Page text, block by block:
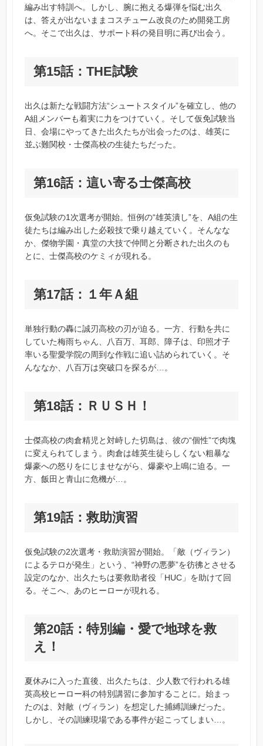
編み出す特訓へ。しかし、腕に抱える爆弾を悩む出久
は、答えが出ないままコスチューム改良のため開発工房
へ。そこで出久は、サポート科の発目明に再び出会う。
第15話：THE試験
出久は新たな戦闘方法“シュートスタイル”を確立し、他の
A組メンバーも着実に力をつけていく。そして仮免試験当
日、会場にやってきた出久たちが出会ったのは、雄英に
並ぶ難関校・士傑高校の生徒たちだった。
第16話：這い寄る士傑高校
仮免試験の1次選考が開始。恒例の“雄英潰し”を、A組の生
徒たちは編み出した必殺技で乗り越えていく。そんなな
か、傑物学園・真堂の大技で仲間と分断された出久のも
とに、士傑高校のケミィが現れる。
第17話：１年Ａ組
単独行動の轟に誠刃高校の刃が迫る。一方、行動を共に
していた梅雨ちゃん、八百万、耳郎、障子は、印照才子
率いる聖愛学院の周到な作戦に追い詰められていく。そ
んななか、八百万は突破口を探るが…。
第18話：ＲＵＳＨ！
士傑高校の肉倉精児と対峙した切島は、彼の“個性”で肉塊
に変えられてしまう。肉倉は雄英生徒らしくない粗暴な
爆豪への怒りをにじませながら、爆豪や上鳴に迫る。一
方、飯田と青山に危機が…。
第19話：救助演習
仮免試験の2次選考・救助演習が開始。「敵（ヴィラン）
によるテロが発生」という、“神野の悪夢”を彷彿とさせる
設定のなか、出久たちは要救助者役「HUC」を助けて回
る。そこへ、あのヒーローが現れる。
第20話：特別編・愛で地球を救
え！
夏休みに入った直後、出久たちは、少人数で行われる雄
英高校ヒーロー科の特別講習に参加することに。始まっ
たのは、対敵（ヴィラン）を想定した捕縛訓練だった。
しかし、その訓練現場である事件が起こってしまい…。